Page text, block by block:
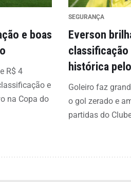
e boas
R$ 4
e
na Copa do
SEGURANÇA
Everson
classificação
histórica
Goleiro faz
o gol zerado e
partidas do